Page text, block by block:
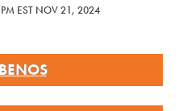
EST NOV 21, 2024